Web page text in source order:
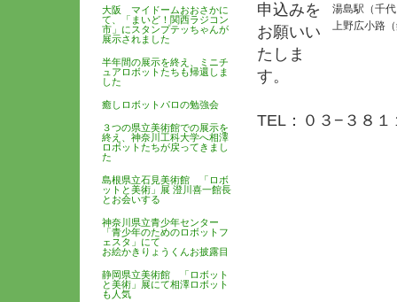
大阪 マイドームおおさかに
て、「まいど！関西ラジコン
市」にスタンプテッちゃんが
展示されました
半年間の展示を終え、ミニチ
ュアロボットたちも帰還しま
した
癒しロボットパロの勉強会
３つの県立美術館での展示を
終え、神奈川工科大学へ相澤
ロボットたちが戻ってきまし
た
島根県立石見美術館 「ロボ
ットと美術」展 澄川喜一館長
とお会いする
神奈川県立青少年センター
「青少年のためのロボットフ
ェスタ」にて
お絵かきりょうくんお披露目
静岡県立美術館 「ロボット
と美術」展にて相澤ロボット
も人気
湯島駅（千
上野広小路
申込みを
お願いい
たしま
す。
TEL：０３−３８１